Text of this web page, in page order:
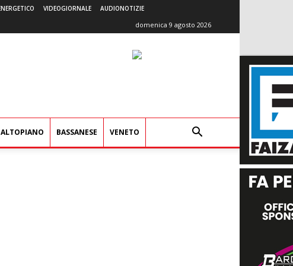
VIDEOGIORNALE AUDIONOTIZIE
domenica 9 agosto 2026
ALTOPIANO BASSANESE VENETO